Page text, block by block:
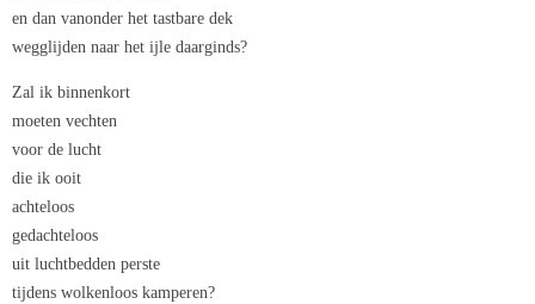
en dan vanonder het tastbare dek
wegglijden naar het ijle daarginds?
Zal ik binnenkort
moeten vechten
voor de lucht
die ik ooit
achteloos
gedachteloos
uit luchtbedden perste
tijdens wolkenloos kamperen?